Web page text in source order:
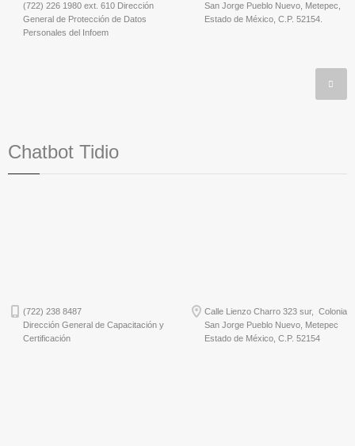
(722) 226 1980 ext. 610 Dirección
General de Protección de Datos
Personales del Infoem
San Jorge Pueblo Nuevo, Metepec,
Estado de México, C.P. 52154.
Chatbot Tidio
(722) 238 8487
Dirección General de Capacitación y
Certificación
Calle Lienzo Charro 323 sur, Colonia
San Jorge Pueblo Nuevo, Metepec
Estado de México, C.P. 52154